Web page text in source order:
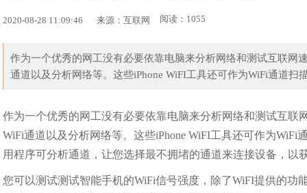
2020-08-28 11:09:46 来源：互联网 阅读：1055
作为一个优秀的网工没有必要依靠电脑来分析网络和测试互联网
通道以及分析网络等。这些iPhone WiFI工具还可作为WiFi通道扫
作为一个优秀的网工没有必要依靠电脑来分析网络和测试互
WiFi通道以及分析网络等。这些iPhone WiFI工具还可作为
用程序可分析通道，让您选择最不拥堵的通道来连接设备，以
您可以测试测试智能手机的WiFi信号强度，除了WiFI提供的